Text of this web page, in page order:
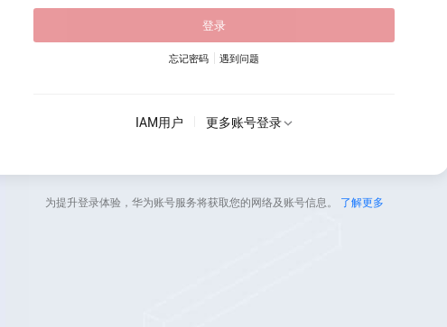
登录
忘记密码 遇到问题
IAM用户 更多账号登录
为提升登录体验，华为账号服务将获取您的网络及账号信息。 了解更多